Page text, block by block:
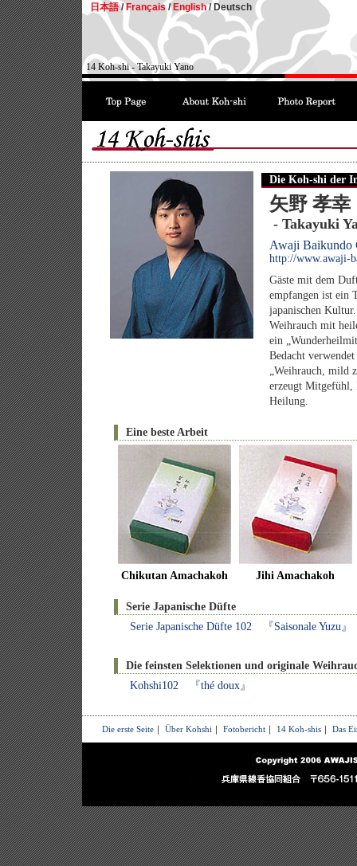
日本語/ Français/ English/Deutsch
14 Koh-shi - Takayuki Yano
Die Koh-shi der
矢野 孝幸
- Takayuki
Awaji Baikundo
http://www.awaji-
Gäste mit dem
empfangen ist ein
japanischen Kultur.
Weihrauch mit
ein
Bedacht
„Weihrauch, mild
erzeugt Mitgefühl,
Heilung.
Eine beste Arbeit
Chikutan Amachakoh Jihi Amachakoh
Serie Japanische Düfte
Serie Japanische Düfte 102 『Saisonale Yuzu』
Die feinsten Selektionen und originale
Kohshi102 『thé doux』
Die erste Seite｜ Über Kohshi ｜ Fotobericht｜ 14 Koh-shis｜ Das